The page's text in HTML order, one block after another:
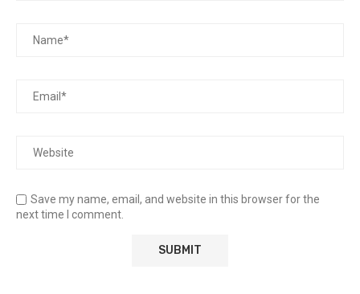
Save my name, email, and website in this browser for the
next time I comment.